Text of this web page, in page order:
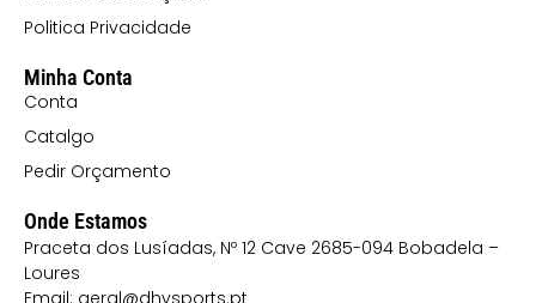
Politica Privacidade
Minha Conta
Conta
Catalgo
Pedir Orçamento
Onde Estamos
Praceta dos Lusíadas, Nº 12 Cave 2685-094 Bobadela –
Loures
Email: geral@dhvsports.pt